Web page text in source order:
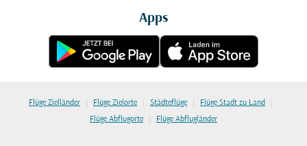
Apps
Flüge Zielländer | Flüge Zielorte | Städteflüge | Flüge Stadt zu Land |
Flüge Abflugorte | Flüge Abflugländer